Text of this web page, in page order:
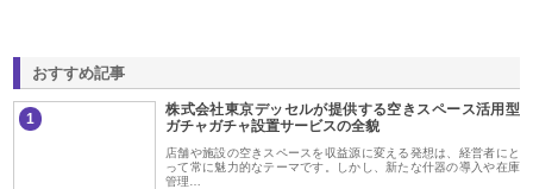
おすすめ記事
1
株式会社東京デッセルが提供する空きスペース活用型
ガチャガチャ設置サービスの全貌
店舗や施設の空きスペースを収益源に変える発想は、経営者にと
って常に魅力的なテーマです。しかし、新たな什器の導入や在庫
管理…